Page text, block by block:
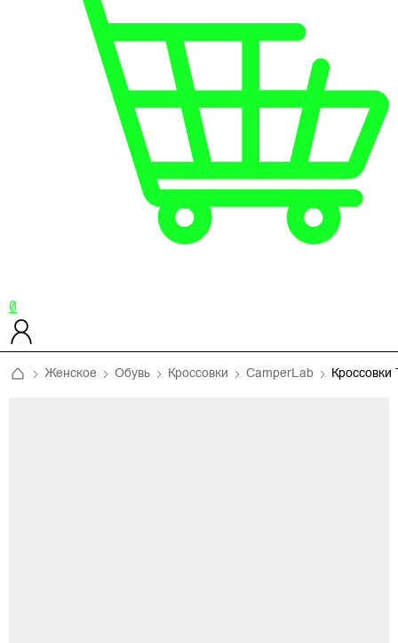
0
Женское Обувь Кроссовки CamperLab Кроссовки